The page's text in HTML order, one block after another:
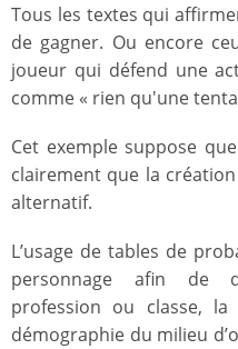
Tous les textes qui
de gagner. Ou encore
joueur qui défend une
comme « rien qu'une
Cet exemple suppose
clairement que la
alternatif.
L’usage de tables de
personnage afin de
profession ou classe,
démographie du milieu